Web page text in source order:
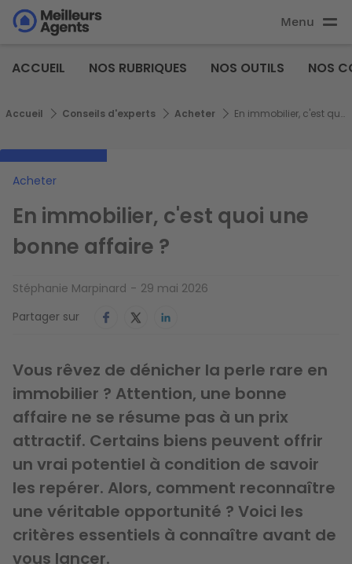
Aller
au
principal
Aller au
principal
Menu
Agents
ACCUEIL NOS RUBRIQUES NOS OUTILS NOS
Fil d'Ariane
Accueil Conseils d'experts Acheter En immobilier, c'est quoi une bonne affaire ?
Acheter
En immobilier, c'est quoi une
bonne affaire ?
Stéphanie Marpinard
29 mai 2026
Partager sur
Vous rêvez de dénicher la perle rare en
immobilier ? Attention, une bonne
affaire ne se résume pas à un prix
attractif. Certains biens peuvent offrir
un vrai potentiel à condition de savoir
les repérer. Alors, comment reconnaître
une véritable opportunité ? Voici les
critères essentiels à connaître avant de
vous lancer.